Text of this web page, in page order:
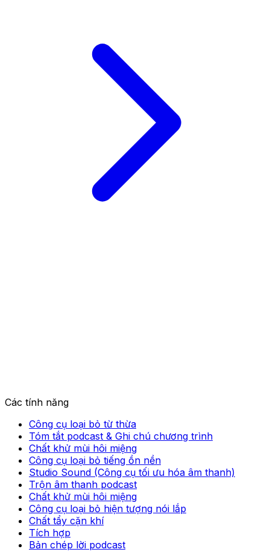
Các tính năng
Công cụ loại bỏ từ thừa
Tóm tắt podcast & Ghi chú chương trình
Chất khử mùi hôi miệng
Công cụ loại bỏ tiếng ồn nền
Studio Sound (Công cụ tối ưu hóa âm thanh)
Trộn âm thanh podcast
Chất khử mùi hôi miệng
Công cụ loại bỏ hiện tượng nói lắp
Chất tẩy cặn khí
Tích hợp
Bản chép lời podcast